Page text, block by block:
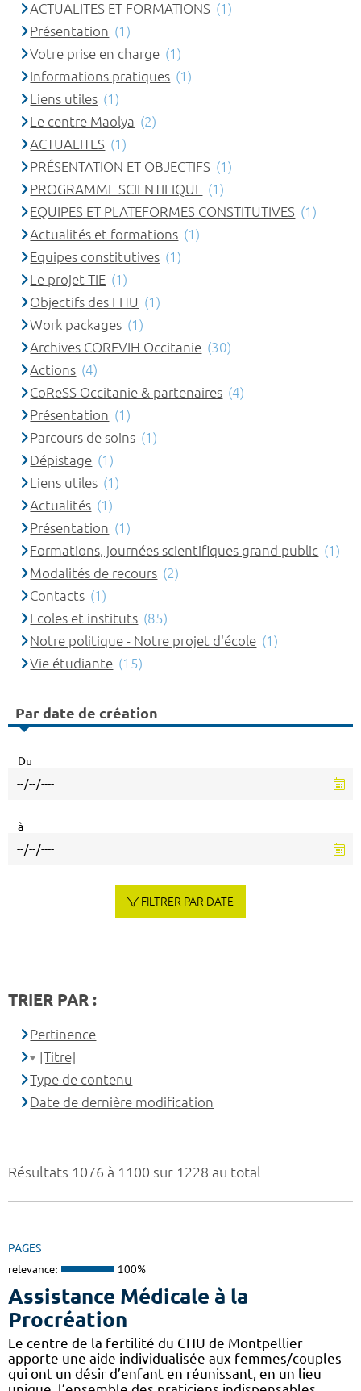
Résultats 1076 à 1100 sur 1228 au total
PAGES
relevance: 100%
Assistance Médicale à la
Procréation
Le centre de la fertilité du CHU de Montpellier
apporte une aide individualisée aux femmes/couples
qui ont un désir d’enfant en réunissant, en un lieu
ACTUALITES ET FORMATIONS (1)
Présentation (1)
Votre prise en charge (1)
Informations pratiques (1)
Liens utiles (1)
Le centre Maolya (2)
ACTUALITES (1)
PRÉSENTATION ET OBJECTIFS (1)
PROGRAMME SCIENTIFIQUE (1)
EQUIPES ET PLATEFORMES CONSTITUTIVES (1)
Actualités et formations (1)
Equipes constitutives (1)
Le projet TIE (1)
Objectifs des FHU (1)
Work packages (1)
Archives COREVIH Occitanie (30)
Actions (4)
CoReSS Occitanie & partenaires (4)
Présentation (1)
Parcours de soins (1)
Dépistage (1)
Liens utiles (1)
Actualités (1)
Présentation (1)
Formations, journées scientifiques grand public (1)
Modalités de recours (2)
Contacts (1)
Ecoles et instituts (85)
Notre politique - Notre projet d'école (1)
Vie étudiante (15)
Par date de création
Du
à
FILTRER PAR DATE
TRIER PAR :
Pertinence
[Titre]
Type de contenu
Date de dernière modification